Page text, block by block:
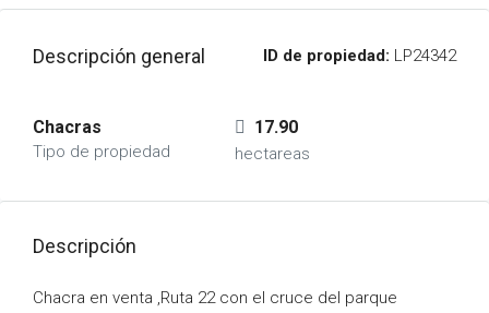
Descripción general ID de propiedad: LP24342
Chacras
Tipo de propiedad
17.90
hectareas
Descripción
Chacra en venta ,Ruta 22 con el cruce del parque